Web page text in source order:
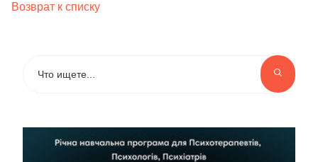
Возврат к списку